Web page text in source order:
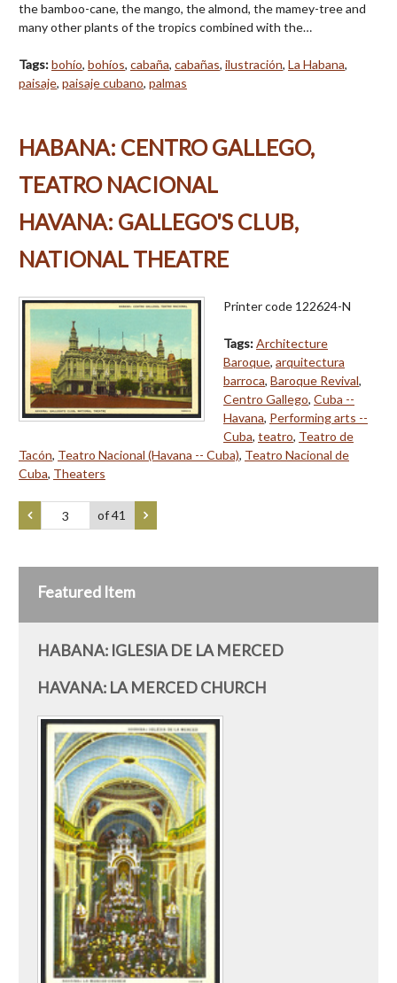
the bamboo-cane, the mango, the almond, the mamey-tree and
many other plants of the tropics combined with the…
Tags:bohío, bohíos, cabaña, cabañas, ilustración, La Habana,
paisaje, paisaje cubano, palmas
HABANA: CENTRO GALLEGO,
TEATRO NACIONAL
HAVANA: GALLEGO'S CLUB,
NATIONAL THEATRE
Printer code 122624-N
Tags:Architecture
Baroque, arquitectura
barroca, Baroque Revival,
Centro Gallego, Cuba --
Havana, Performing arts --
Cuba, teatro, Teatro de
Tacón, Teatro Nacional (Havana -- Cuba), Teatro Nacional de
Cuba, Theaters
of 41
Featured Item
HABANA: IGLESIA DE LA MERCED
HAVANA: LA MERCED CHURCH